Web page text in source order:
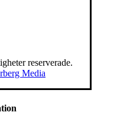
reserverade.
Media